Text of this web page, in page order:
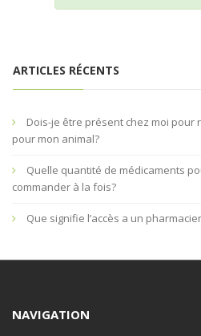
ARTICLES RÉCENTS
Dois-je être présent chez moi pour
pour mon animal?
Quelle quantité de médicaments
commander à la fois?
Que signifie l’accès a un
NAVIGATION